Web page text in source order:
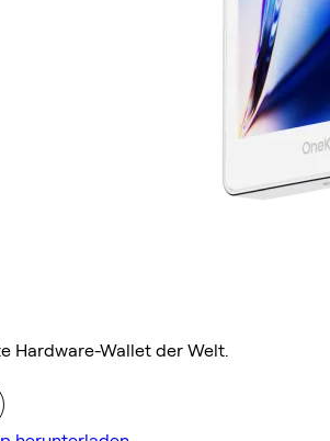
Hardware-Wallet der Welt.